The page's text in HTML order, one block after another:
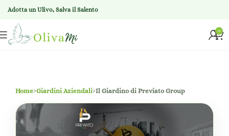
Adotta un Ulivo, Salva il Salento
0
Home›Giardini Aziendali›Il Giardino di Previato Group